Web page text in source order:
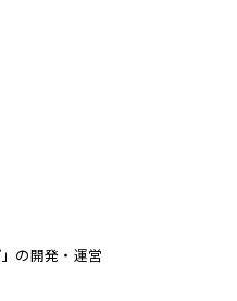
の開発・運営